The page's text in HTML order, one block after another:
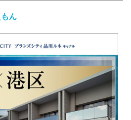
ん